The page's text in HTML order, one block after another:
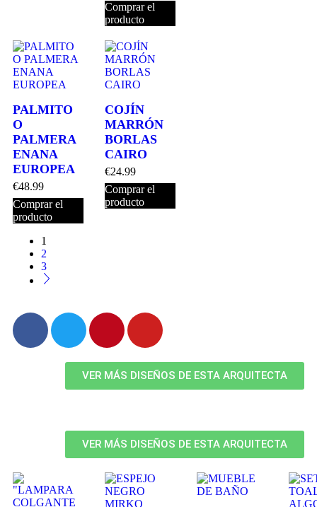
Comprar el
producto
PALMITO
O
PALMERA
ENANA
EUROPEA
€48.99
Comprar el
producto
COJÍN
MARRÓN
BORLAS
CAIRO
€24.99
Comprar el
producto
1
2
3
VER MÁS DISEÑOS DE ESTA ARQUITECTA
VER MÁS DISEÑOS DE ESTA ARQUITECTA